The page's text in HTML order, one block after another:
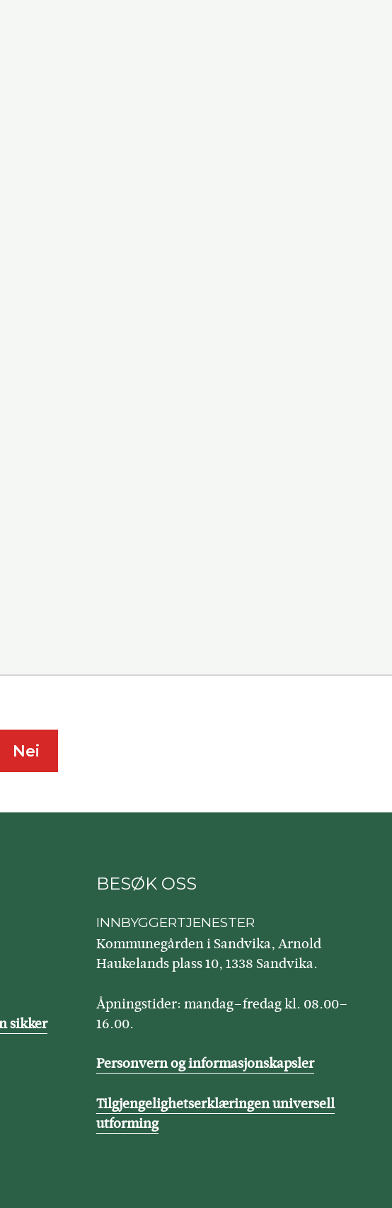
Nei
sikker
BESØK OSS
INNBYGGERTJENESTER
Kommunegården i Sandvika, Arnold
Haukelands plass 10, 1338 Sandvika.
Åpningstider: mandag–fredag kl. 08.00–
16.00.
Personvern og informasjonskapsler
Tilgjengelighetserklæringen universell
utforming